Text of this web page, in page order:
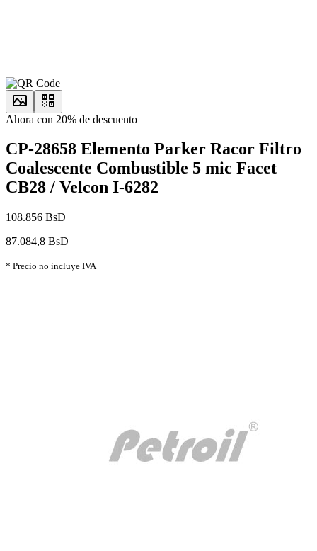
Ahora con 20% de descuento
CP-28658 Elemento Parker Racor Filtro
Coalescente Combustible 5 mic Facet
CB28 / Velcon I-6282
108.856 BsD
87.084,8 BsD
* Precio no incluye IVA